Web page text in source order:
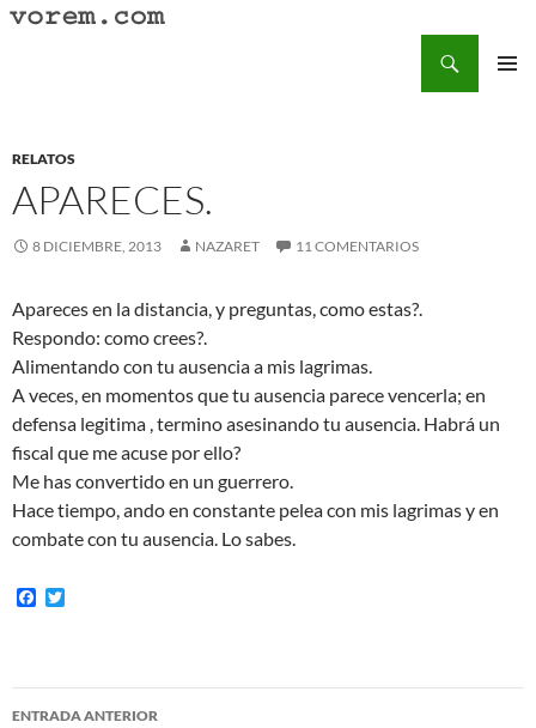
Saltar
RELATOS
APARECES.
8 DICIEMBRE, 2013 NAZARET 11 COMENTARIOS
Apareces en la distancia, y preguntas, como estas?.
Respondo: como crees?.
Alimentando con tu ausencia a mis lagrimas.
A veces, en momentos que tu ausencia parece vencerla; en
defensa legitima , termino asesinando tu ausencia. Habrá un
fiscal que me acuse por ello?
Me has convertido en un guerrero.
Hace tiempo, ando en constante pelea con mis lagrimas y en
combate con tu ausencia. Lo sabes.
F
o
o
e
r
Navegación
ENTRADA ANTERIOR